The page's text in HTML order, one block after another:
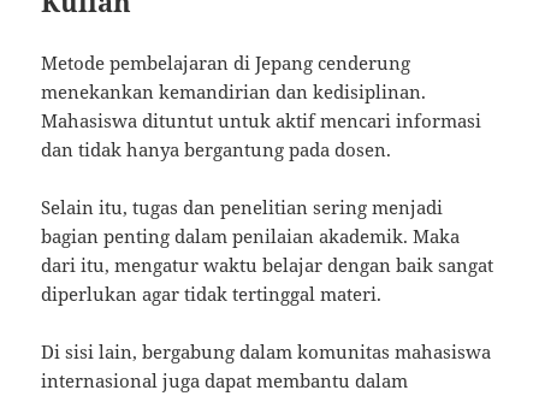
Metode pembelajaran di Jepang cenderung
menekankan kemandirian dan kedisiplinan.
Mahasiswa dituntut untuk aktif mencari informasi
dan tidak hanya bergantung pada dosen.
Selain itu, tugas dan penelitian sering menjadi
bagian penting dalam penilaian akademik. Maka
dari itu, mengatur waktu belajar dengan baik sangat
diperlukan agar tidak tertinggal materi.
Di sisi lain, bergabung dalam komunitas mahasiswa
internasional juga dapat membantu dalam